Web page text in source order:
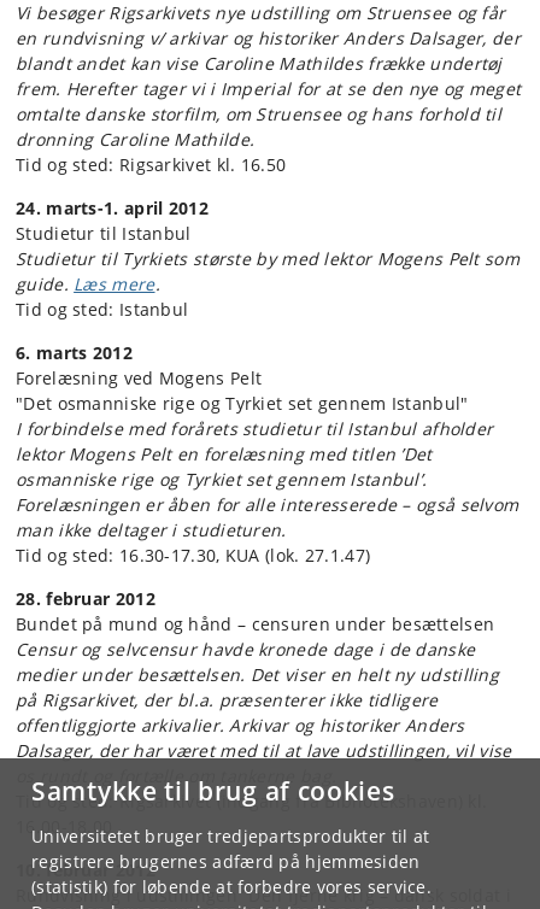
Samtykke til brug af cookies
Universitetet bruger tredjepartsprodukter til at
registrere brugernes adfærd på hjemmesiden
(statistik) for løbende at forbedre vores service.
Vi besøger Rigsarkivets nye udstilling om Struensee og får
en rundvisning v/ arkivar og historiker Anders Dalsager, der
blandt andet kan vise Caroline Mathildes frække undertøj
frem. Herefter tager vi i Imperial for at se den nye og meget
omtalte danske storfilm, om Struensee og hans forhold til
dronning Caroline Mathilde.
Tid og sted: Rigsarkivet kl. 16.50
24. marts-1. april 2012
Studietur til Istanbul
Studietur til Tyrkiets største by med lektor Mogens Pelt som
guide. Læs mere.
Tid og sted: Istanbul
6. marts 2012
Forelæsning ved Mogens Pelt
"Det osmanniske rige og Tyrkiet set gennem Istanbul"
I forbindelse med forårets studietur til Istanbul afholder
lektor Mogens Pelt en forelæsning med titlen ’Det
osmanniske rige og Tyrkiet set gennem Istanbul’.
Forelæsningen er åben for alle interesserede – også selvom
man ikke deltager i studieturen.
Tid og sted: 16.30-17.30, KUA (lok. 27.1.47)
28. februar 2012
Bundet på mund og hånd – censuren under besættelsen
Censur og selvcensur havde kronede dage i de danske
medier under besættelsen. Det viser en helt ny udstilling
på Rigsarkivet, der bl.a. præsenterer ikke tidligere
offentliggjorte arkivalier. Arkivar og historiker Anders
Dalsager, der har været med til at lave udstillingen, vil vise
os rundt og fortælle om tankerne bag.
Tid og sted: Rigsarkivet (indgang fra Bibliotekshaven) kl.
16.00-18.00
10. februar 2012
Rundvisning i udstillingen ”Den fjerne krig – dansk soldat i